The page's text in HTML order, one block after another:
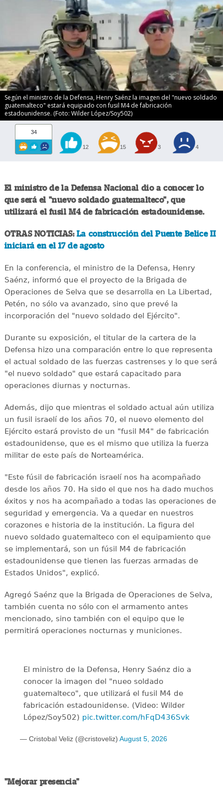
Según el ministro de la Defensa, Henry Saénz la imagen del "nuevo soldado
guatemalteco" estará equipado con fusil M4 de fabricación
estadounidense. (Foto: Wilder López/Soy502)
34
12 15 3 4
El ministro de la Defensa Nacional dio a conocer lo
que será el "nuevo soldado guatemalteco", que
utilizará el fusil M4 de fabricación estadounidense.
OTRAS NOTICIAS:La construcción del Puente Belice II
iniciará en el 17 de agosto
En la conferencia, el ministro de la Defensa, Henry
Saénz, informó que el proyecto de la Brigada de
Operaciones de Selva que se desarrolla en La Libertad,
Petén, no sólo va avanzado, sino que prevé la
incorporación del "nuevo soldado del Ejército".
Durante su exposición, el titular de la cartera de la
Defensa hizo una comparación entre lo que representa
el actual soldado de las fuerzas castrenses y lo que será
"el nuevo soldado" que estará capacitado para
operaciones diurnas y nocturnas.
Además, dijo que mientras el soldado actual aún utiliza
un fusil israelí de los años 70, el nuevo elemento del
Ejército estará provisto de un "fusil M4" de fabricación
estadounidense, que es el mismo que utiliza la fuerza
militar de este país de Norteamérica.
"Este fúsil de fabricación israelí nos ha acompañado
desde los años 70. Ha sido el que nos ha dado muchos
éxitos y nos ha acompañado a todas las operaciones de
seguridad y emergencia. Va a quedar en nuestros
corazones e historia de la institución. La figura del
nuevo soldado guatemalteco con el equipamiento que
se implementará, son un fúsil M4 de fabricación
estadounidense que tienen las fuerzas armadas de
Estados Unidos", explicó.
Agregó Saénz que la Brigada de Operaciones de Selva,
también cuenta no sólo con el armamento antes
mencionado, sino también con el equipo que le
permitirá operaciones nocturnas y municiones.
El ministro de la Defensa, Henry Saénz dio a
conocer la imagen del "nueo soldado
guatemalteco", que utilizará el fusil M4 de
fabricación estadounidense. (Video: Wilder
López/Soy502) pic.twitter.com/hFqD436Svk
— Cristobal Veliz (@cristoveliz) August 5, 2026
"Mejorar presencia"